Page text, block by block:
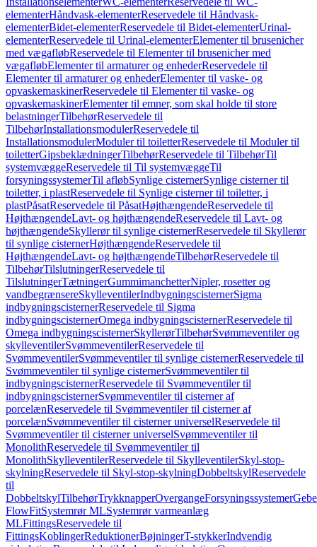
elementerHåndvask-elementerReservedele til Håndvask-
elementerBidet-elementerReservedele til Bidet-elementerUrinal-
elementerReservedele til Urinal-elementerElementer til brusenicher
med vægafløbReservedele til Elementer til brusenicher med
vægafløbElementer til armaturer og enhederReservedele til
Elementer til armaturer og enhederElementer til vaske- og
opvaskemaskinerReservedele til Elementer til vaske- og
opvaskemaskinerElementer til emner, som skal holde til store
belastningerTilbehørReservedele til
TilbehørInstallationsmodulerReservedele til
InstallationsmodulerModuler til toiletterReservedele til Moduler til
toiletterGipsbeklædningerTilbehørReservedele til TilbehørTil
systemvæggeReservedele til Til systemvæggeTil
forsyningssystemerTil afløbSynlige cisternerSynlige cisterner til
toiletter, i plastReservedele til Synlige cisterner til toiletter, i
plastPåsatReservedele til PåsatHøjthængendeReservedele til
HøjthængendeLavt- og højthængendeReservedele til Lavt- og
højthængendeSkyllerør til synlige cisternerReservedele til Skyllerør
til synlige cisternerHøjthængendeReservedele til
HøjthængendeLavt- og højthængendeTilbehørReservedele til
TilbehørTilslutningerReservedele til
TilslutningerTætningerGummimanchetterNipler, rosetter og
vandbegrænsereSkylleventilerIndbygningscisternerSigma
indbygningscisternerReservedele til Sigma
indbygningscisternerOmega indbygningscisternerReservedele til
Omega indbygningscisternerSkyllerørTilbehørSvømmeventiler og
skylleventilerSvømmeventilerReservedele til
SvømmeventilerSvømmeventiler til synlige cisternerReservedele til
Svømmeventiler til synlige cisternerSvømmeventiler til
indbygningscisternerReservedele til Svømmeventiler til
indbygningscisternerSvømmeventiler til cisterner af
porcelænReservedele til Svømmeventiler til cisterner af
porcelænSvømmeventiler til cisterner universelReservedele til
Svømmeventiler til cisterner universelSvømmeventiler til
MonolithReservedele til Svømmeventiler til
MonolithSkylleventilerReservedele til SkylleventilerSkyl-stop-
skylningReservedele til Skyl-stop-skylningDobbeltskylReservedele
til
DobbeltskylTilbehørTrykknapperOvergangeForsyningssystemer
FlowFitSystemrør MLSystemrør varmeanlæg
MLFittingsReservedele til
FittingsKoblingerReduktionerBøjningerT-stykkerIndvendig